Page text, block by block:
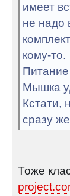
имеет
не надо
кому-то.
Питание
Мышка
Кстати,
сразу
Тоже